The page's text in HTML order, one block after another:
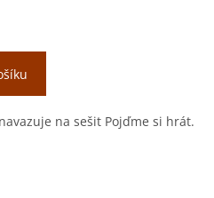
na sešit Pojďme si hrát.